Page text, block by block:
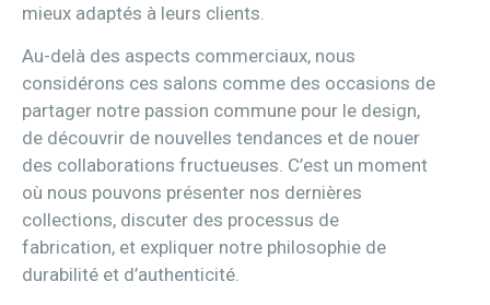
mieux adaptés à leurs clients.
Au-delà des aspects commerciaux, nous
considérons ces salons comme des occasions de
partager notre passion commune pour le design,
de découvrir de nouvelles tendances et de nouer
des collaborations fructueuses. C’est un moment
où nous pouvons présenter nos dernières
collections, discuter des processus de
fabrication, et expliquer notre philosophie de
durabilité et d’authenticité.